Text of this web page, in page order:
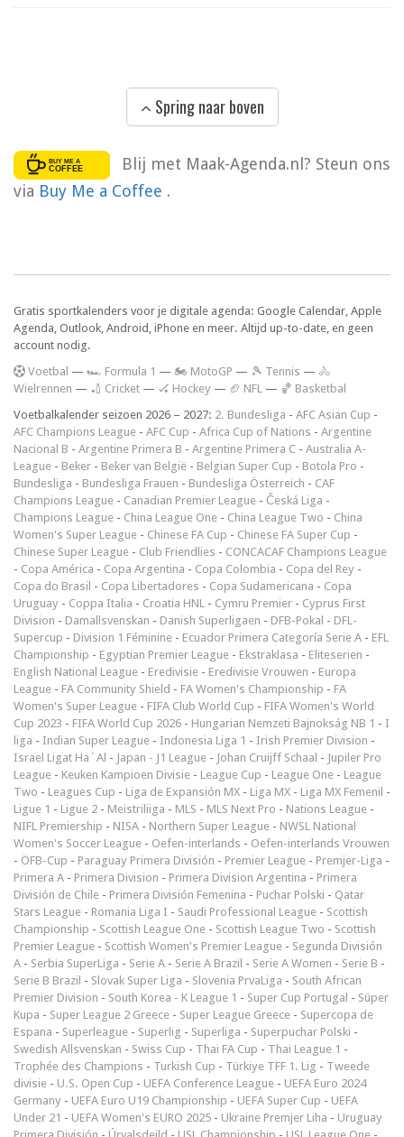
Spring naar boven
Blij met Maak-Agenda.nl? Steun ons
via Buy Me a Coffee .
Gratis sportkalenders voor je digitale agenda: Google Calendar, Apple
Agenda, Outlook, Android, iPhone en meer. Altijd up-to-date, en geen
account nodig.
Voetbal — 🏎️ Formula 1 — 🏍 MotoGP — 🎾 Tennis — 🚴
Wielrennen — 🏏 Cricket — 🏑 Hockey — 🏈 NFL — 🏀 Basketbal
Voetbalkalender seizoen 2026 – 2027: 2. Bundesliga - AFC Asian Cup -
AFC Champions League - AFC Cup - Africa Cup of Nations - Argentine
Nacional B - Argentine Primera B - Argentine Primera C - Australia A-
League - Beker - Beker van België - Belgian Super Cup - Botola Pro -
Bundesliga - Bundesliga Frauen - Bundesliga Österreich - CAF
Champions League - Canadian Premier League - Česká Liga -
Champions League - China League One - China League Two - China
Women's Super League - Chinese FA Cup - Chinese FA Super Cup -
Chinese Super League - Club Friendlies - CONCACAF Champions League
- Copa América - Copa Argentina - Copa Colombia - Copa del Rey -
Copa do Brasil - Copa Libertadores - Copa Sudamericana - Copa
Uruguay - Coppa Italia - Croatia HNL - Cymru Premier - Cyprus First
Division - Damallsvenskan - Danish Superligaen - DFB-Pokal - DFL-
Supercup - Division 1 Féminine - Ecuador Primera Categoría Serie A - EFL
Championship - Egyptian Premier League - Ekstraklasa - Eliteserien -
English National League - Eredivisie - Eredivisie Vrouwen - Europa
League - FA Community Shield - FA Women's Championship - FA
Women's Super League - FIFA Club World Cup - FIFA Women's World
Cup 2023 - FIFA World Cup 2026 - Hungarian Nemzeti Bajnokság NB 1 - I
liga - Indian Super League - Indonesia Liga 1 - Irish Premier Division -
Israel Ligat Ha`Al - Japan - J1 League - Johan Cruijff Schaal - Jupiler Pro
League - Keuken Kampioen Divisie - League Cup - League One - League
Two - Leagues Cup - Liga de Expansión MX - Liga MX - Liga MX Femenil -
Ligue 1 - Ligue 2 - Meistriliiga - MLS - MLS Next Pro - Nations League -
NIFL Premiership - NISA - Northern Super League - NWSL National
Women's Soccer League - Oefen-interlands - Oefen-interlands Vrouwen
- ÖFB-Cup - Paraguay Primera División - Premier League - Premjer-Liga -
Primera A - Primera Division - Primera Division Argentina - Primera
División de Chile - Primera División Femenina - Puchar Polski - Qatar
Stars League - Romania Liga I - Saudi Professional League - Scottish
Championship - Scottish League One - Scottish League Two - Scottish
Premier League - Scottish Women's Premier League - Segunda División
A - Serbia SuperLiga - Serie A - Serie A Brazil - Serie A Women - Serie B -
Serie B Brazil - Slovak Super Liga - Slovenia PrvaLiga - South African
Premier Division - South Korea - K League 1 - Super Cup Portugal - Süper
Kupa - Super League 2 Greece - Super League Greece - Supercopa de
Espana - Superleague - Superlig - Superliga - Superpuchar Polski -
Swedish Allsvenskan - Swiss Cup - Thai FA Cup - Thai League 1 -
Trophée des Champions - Turkish Cup - Türkiye TFF 1. Lig - Tweede
divisie - U.S. Open Cup - UEFA Conference League - UEFA Euro 2024
Germany - UEFA Euro U19 Championship - UEFA Super Cup - UEFA
Under 21 - UEFA Women's EURO 2025 - Ukraine Premjer Liha - Uruguay